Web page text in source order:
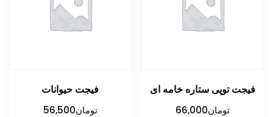
فیجت توپی ستاره خامه ای
تومان66,000
فیجت حیوانات
تومان56,500